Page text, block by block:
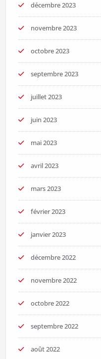
décembre 2023
novembre 2023
octobre 2023
septembre 2023
juillet 2023
juin 2023
mai 2023
avril 2023
mars 2023
février 2023
janvier 2023
décembre 2022
novembre 2022
octobre 2022
septembre 2022
août 2022